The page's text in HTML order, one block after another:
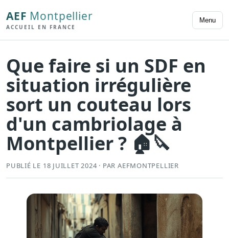
AEF Montpellier
ACCUEIL EN FRANCE
Menu
Que faire si un SDF en
situation irrégulière
sort un couteau lors
d'un cambriolage à
Montpellier ? 🏠🔪
PUBLIÉ LE 18 JUILLET 2024 · PAR AEFMONTPELLIER